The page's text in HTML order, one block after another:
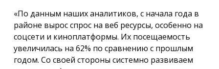
«По данным наших аналитиков, с начала года в
районе вырос спрос на веб ресурсы, особенно на
соцсети и киноплатформы. Их посещаемость
увеличилась на 62% по сравнению с прошлым
годом. Со своей стороны системно развиваем